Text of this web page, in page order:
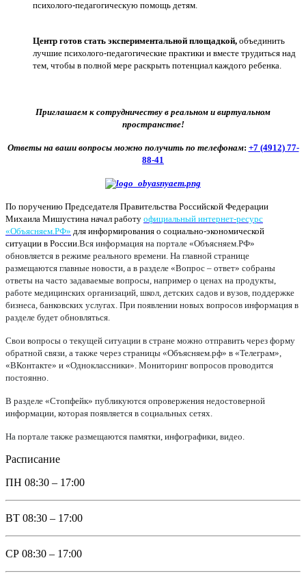
психолого-педагогическую помощь детям.
Центр готов стать экспериментальной площадкой, объединить
лучшие психолого-педагогические практики и вместе трудиться над
тем, чтобы в полной мере раскрыть потенциал каждого ребенка.
Приглашаем к сотрудничеству в реальном и виртуальном
пространстве!
Ответы на ваши вопросы можно получить по телефонам: +7 (4912) 77-
88-41
По поручению Председателя Правительства Российской Федерации
Михаила Мишустина начал работу официальный интернет-ресурс
«Объясняем.РФ» для информирования о социально-экономической
ситуации в России. Вся информация на портале «Объясняем.РФ»
обновляется в режиме реального времени. На главной странице
размещаются главные новости, а в разделе «Вопрос – ответ» собраны
ответы на часто задаваемые вопросы, например о ценах на продукты,
работе медицинских организаций, школ, детских садов и вузов, поддержке
бизнеса, банковских услугах. При появлении новых вопросов информация в
разделе будет обновляться.
Свои вопросы о текущей ситуации в стране можно отправить через форму
обратной связи, а также через страницы «Объясняем.рф» в «Телеграм»,
«ВКонтакте» и «Одноклассники». Мониторинг вопросов проводится
постоянно.
В разделе «Стопфейк» публикуются опровержения недостоверной
информации, которая появляется в социальных сетях.
На портале также размещаются памятки, инфографики, видео.
Расписание
ПН 08:30 – 17:00
ВТ 08:30 – 17:00
СР 08:30 – 17:00